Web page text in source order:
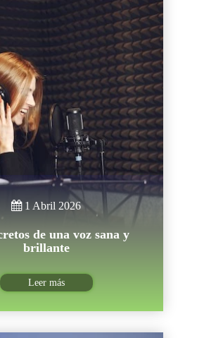
1 Abril 2026
de una voz sana y
brillante
Leer más